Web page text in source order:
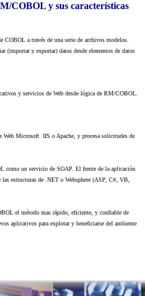
COBOL y sus características
COBOL a través de una serie de archivos modelos.
(importar y exportar) datos desde elementos de datos
y servicios de Web desde lógica de RM/COBOL.
Web Microsoft IIS o Apache, y procesa solicitudes de
como un servicio de SOAP. El frente de la aplicación
estructuras de .NET o Websphere (ASP, C#, VB,
el método mas rápido, eficiente, y confiable de
aplicativos para explotar y beneficiarse del ambiente